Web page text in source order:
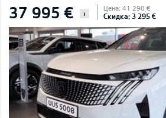
37 995 € i
Цена: 41 290 €
Скидка: 3 295 €